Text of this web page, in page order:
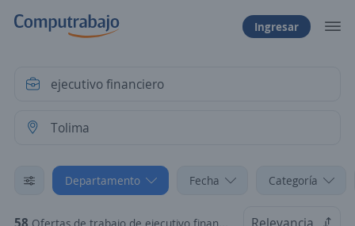
Ingresar
Departamento Fecha Categoría